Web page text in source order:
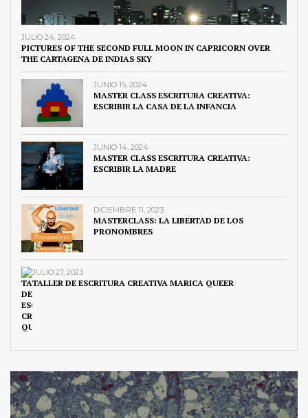
JULIO 24, 2024
PICTURES OF THE SECOND FULL MOON IN CAPRICORN OVER
THE CARTAGENA DE INDIAS SKY
JUNIO 15, 2024
MASTER CLASS ESCRITURA CREATIVA:
ESCRIBIR LA CASA DE LA INFANCIA
JUNIO 14, 2024
MASTER CLASS ESCRITURA CREATIVA:
ESCRIBIR LA MADRE
DICIEMBRE 11, 2023
MASTERCLASS: LA LIBERTAD DE LOS
PRONOMBRES
JULIO 27, 2023
TALLER DE ESCRITURA CREATIVA MARICA QUEER